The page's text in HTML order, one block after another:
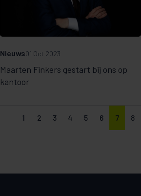
Maarten Finkers gestart bij ons op
kantoor
Nieuws01 Oct 2023
1 2 3 4 5 6 7 8